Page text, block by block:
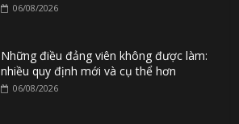
06/08/2026
Những điều đảng viên không được làm:
nhiều quy định mới và cụ thể hơn
06/08/2026